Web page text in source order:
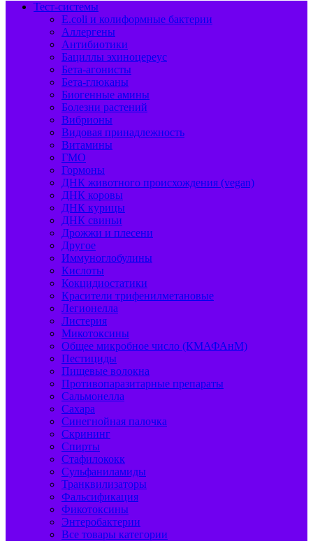
Тест-системы
E.coli и колиформные бактерии
Аллергены
Антибиотики
Бациллы эхиноцереус
Бета-агонисты
Бета-глюканы
Биогенные амины
Болезни растений
Вибрионы
Видовая принадлежность
Витамины
ГМО
Гормоны
ДНК животного происхождения (vegan)
ДНК коровы
ДНК курицы
ДНК свиньи
Дрожжи и плесени
Другое
Иммуноглобулины
Кислоты
Кокцидиостатики
Красители трифенилметановые
Легионелла
Листерия
Микотоксины
Общее микробное число (КМАФАнМ)
Пестициды
Пищевые волокна
Противопаразитарные препараты
Сальмонелла
Сахара
Синегнойная палочка
Скрининг
Спирты
Стафилококк
Сульфаниламиды
Транквилизаторы
Фальсификация
Фикотоксины
Энтеробактерии
Все товары категории